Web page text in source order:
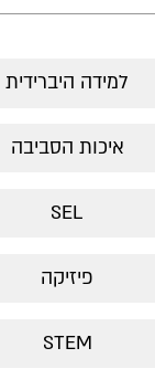
למידה היברידית
איכות הסביבה
SEL
פיזיקה
STEM